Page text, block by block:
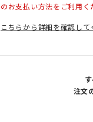
のお支払い方法をご利用く
こちらから詳細を確認して
注文